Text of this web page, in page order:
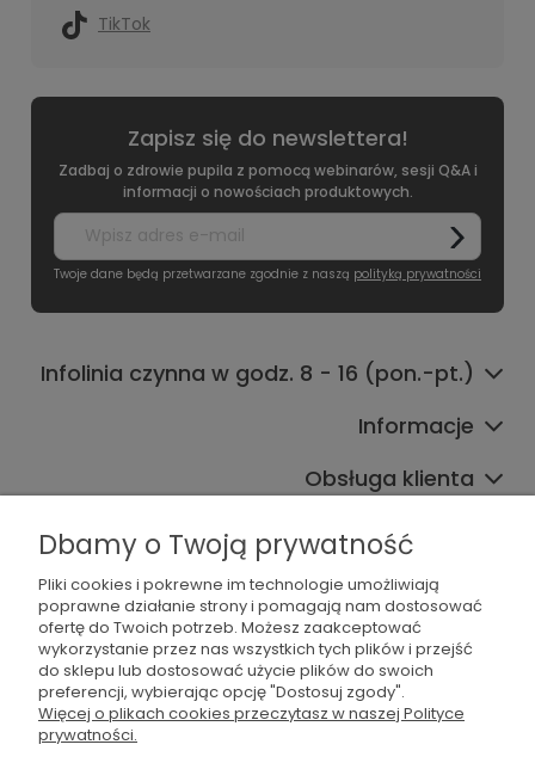
TikTok
Zapisz się do newslettera!
Zadbaj o zdrowie pupila z pomocą webinarów, sesji Q&A i
informacji o nowościach produktowych.
Twoje dane będą przetwarzane zgodnie z naszą polityką prywatności
Infolinia czynna w godz. 8 - 16 (pon.-pt.)
Informacje
Obsługa klienta
Współpraca
536 042 061
Dbamy o Twoją prywatność
Pliki cookies i pokrewne im technologie umożliwiają
poprawne działanie strony i pomagają nam dostosować
ofertę do Twoich potrzeb. Możesz zaakceptować
wykorzystanie przez nas wszystkich tych plików i przejść
do sklepu lub dostosować użycie plików do swoich
preferencji, wybierając opcję "Dostosuj zgody".
Więcej o plikach cookies przeczytasz w naszej Polityce
prywatności.